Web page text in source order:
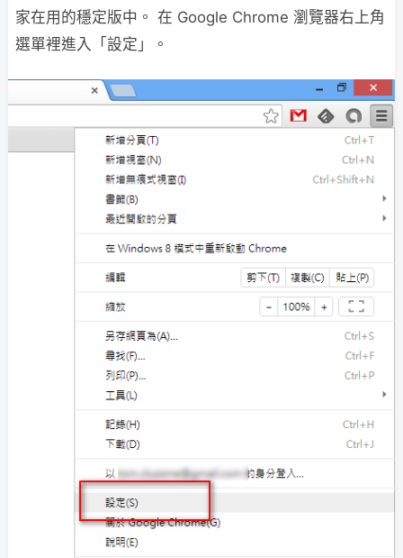
家在用的穩定版中。 在 Google Chrome 瀏覽器右上角
選單裡進入「設定」。